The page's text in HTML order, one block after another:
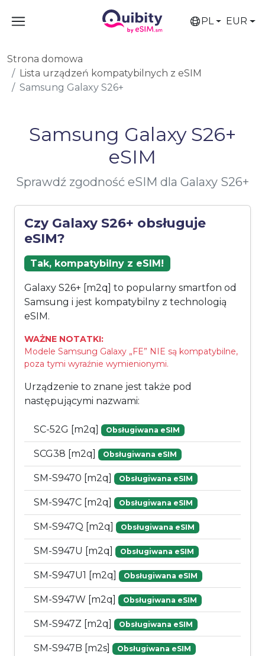
PL EUR
Strona domowa
Lista urządzeń kompatybilnych z eSIM
Samsung Galaxy S26+
Samsung Galaxy S26+
eSIM
Sprawdź zgodność eSIM dla Galaxy S26+
Czy Galaxy S26+ obsługuje
eSIM?
Tak, kompatybilny z eSIM!
Galaxy S26+ [m2q] to popularny smartfon od
Samsung i jest kompatybilny z technologią
eSIM.
WAŻNE NOTATKI:
Modele Samsung Galaxy „FE” NIE są kompatybilne,
poza tymi wyraźnie wymienionymi.
Urządzenie to znane jest także pod
następującymi nazwami:
SC-52G [m2q] Obsługiwana eSIM
SCG38 [m2q] Obsługiwana eSIM
SM-S9470 [m2q] Obsługiwana eSIM
SM-S947C [m2q] Obsługiwana eSIM
SM-S947Q [m2q] Obsługiwana eSIM
SM-S947U [m2q] Obsługiwana eSIM
SM-S947U1 [m2q] Obsługiwana eSIM
SM-S947W [m2q] Obsługiwana eSIM
SM-S947Z [m2q] Obsługiwana eSIM
SM-S947B [m2s] Obsługiwana eSIM